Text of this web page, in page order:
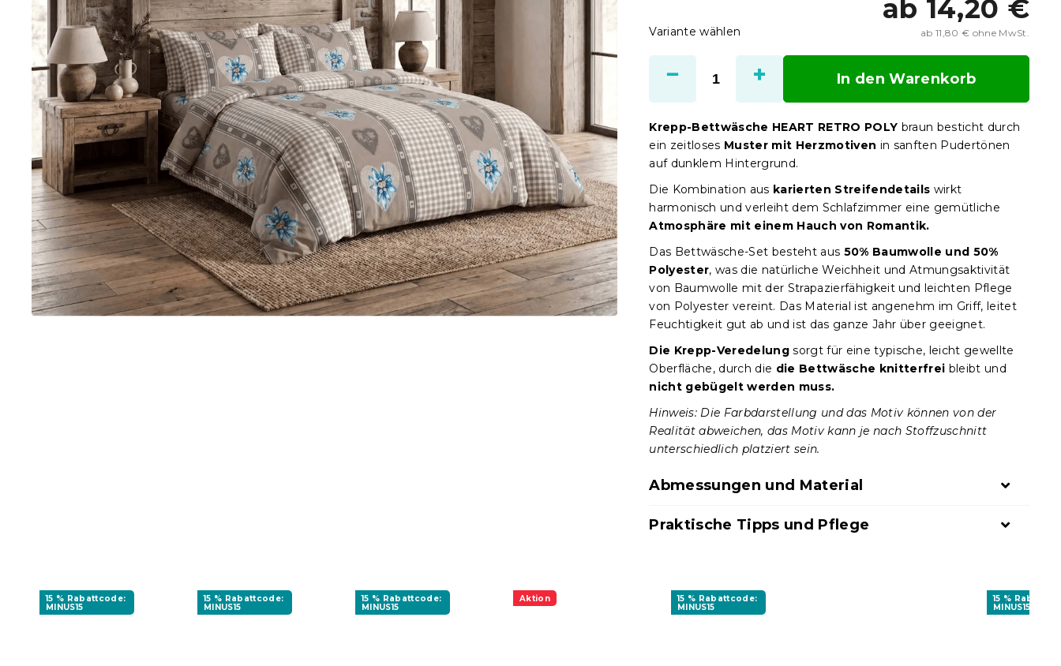
ab 14,20 €
ab 11,80 € ohne MwSt.
Variante wählen
In den Warenkorb
Krepp-Bettwäsche HEART RETRO POLY braun besticht durch
ein zeitloses Muster mit Herzmotiven in sanften Pudertönen
auf dunklem Hintergrund.
Die Kombination aus karierten Streifendetails wirkt
harmonisch und verleiht dem Schlafzimmer eine gemütliche
Atmosphäre mit einem Hauch von Romantik.
Das Bettwäsche-Set besteht aus 50% Baumwolle und 50%
Polyester, was die natürliche Weichheit und Atmungsaktivität
von Baumwolle mit der Strapazierfähigkeit und leichten Pflege
von Polyester vereint. Das Material ist angenehm im Griff, leitet
Feuchtigkeit gut ab und ist das ganze Jahr über geeignet.
Die Krepp-Veredelung sorgt für eine typische, leicht gewellte
Oberfläche, durch die die Bettwäsche knitterfrei bleibt und
nicht gebügelt werden muss.
Hinweis: Die Farbdarstellung und das Motiv können von der
Realität abweichen, das Motiv kann je nach Stoffzuschnitt
unterschiedlich platziert sein.
Abmessungen und Material
Praktische Tipps und Pflege
15 % Rabattcode:
MINUS15
15 % Rabattcode:
MINUS15
15 % Rabattcode:
MINUS15
Aktion
15 % Rabattcode:
MINUS15
15 %
MINUS15